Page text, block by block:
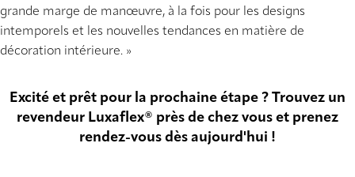
grande marge de manœuvre, à la fois pour les designs
intemporels et les nouvelles tendances en matière de
décoration intérieure. »
Excité et prêt pour la prochaine étape ? Trouvez un
revendeur Luxaflex® près de chez vous et prenez
rendez-vous dès aujourd'hui !